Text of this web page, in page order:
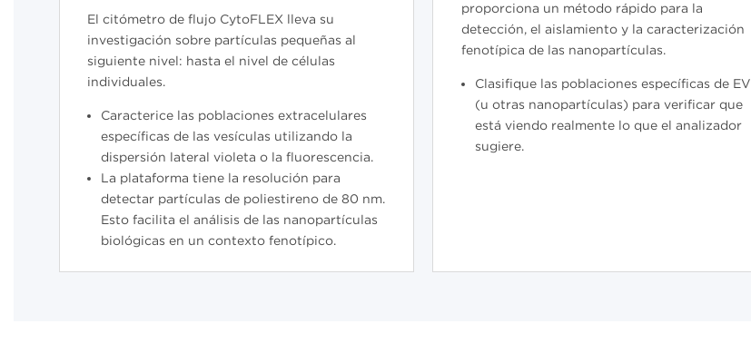
El citómetro de flujo CytoFLEX lleva su
investigación sobre partículas pequeñas al
siguiente nivel: hasta el nivel de células
individuales.
Caracterice las poblaciones extracelulares
específicas de las vesículas utilizando la
dispersión lateral violeta o la fluorescencia.
La plataforma tiene la resolución para
detectar partículas de poliestireno de 80 nm.
Esto facilita el análisis de las nanopartículas
biológicas en un contexto fenotípico.
proporciona un método rápido para la
detección, el aislamiento y la caracterización
fenotípica de las nanopartículas.
Clasifique las poblaciones específicas de EV
(u otras nanopartículas) para verificar que
está viendo realmente lo que el analizador
sugiere.